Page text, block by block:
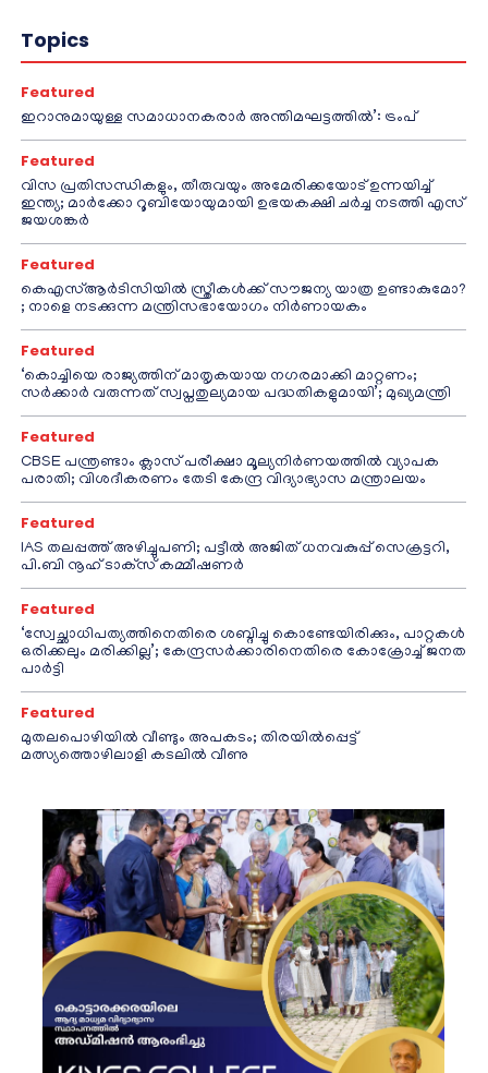
Topics
Featured
ഇറാനുമായുള്ള സമാധാനകരാർ അന്തിമഘട്ടത്തിൽ‌’: ട്രംപ്
Featured
വിസ പ്രതിസന്ധികളും, തീരുവയും അമേരിക്കയോട് ഉന്നയിച്ച്
ഇന്ത്യ; മാർക്കോ റൂബിയോയുമായി ഉഭയകക്ഷി ചർച്ച നടത്തി എസ്
ജയശങ്കർ
Featured
കെഎസ്ആർടിസിയിൽ സ്ത്രീകൾക്ക് സൗജന്യ യാത്ര ഉണ്ടാകുമോ?
; നാളെ നടക്കുന്ന മന്ത്രിസഭായോഗം നിർണായകം
Featured
‘കൊച്ചിയെ രാജ്യത്തിന് മാതൃകയായ നഗരമാക്കി മാറ്റണം;
സർക്കാർ വരുന്നത് സ്വപ്നതുല്യമായ പദ്ധതികളുമായി’; മുഖ്യമന്ത്രി
Featured
CBSE പന്ത്രണ്ടാം ക്ലാസ് പരീക്ഷാ മൂല്യനിർണയത്തിൽ വ്യാപക
പരാതി; വിശദീകരണം തേടി കേന്ദ്ര വിദ്യാഭ്യാസ മന്ത്രാലയം
Featured
IAS തലപ്പത്ത് അഴിച്ചുപണി; പട്ടീല്‍ അജിത് ധനവകുപ്പ് സെക്രട്ടറി,
പി.ബി നൂഹ് ടാക്‌സ് കമ്മീഷണര്‍
Featured
‘സ്വേച്ഛാധിപത്യത്തിനെതിരെ ശബ്ദിച്ചു കൊണ്ടേയിരിക്കും, പാറ്റകൾ
ഒരിക്കലും മരിക്കില്ല’; കേന്ദ്രസർക്കാരിനെതിരെ കോക്രോച്ച് ജനത
പാർട്ടി
Featured
മുതലപൊഴിയിൽ വീണ്ടും അപകടം; തിരയിൽപ്പെട്ട്
മത്സ്യത്തൊഴിലാളി കടലിൽ വീണു